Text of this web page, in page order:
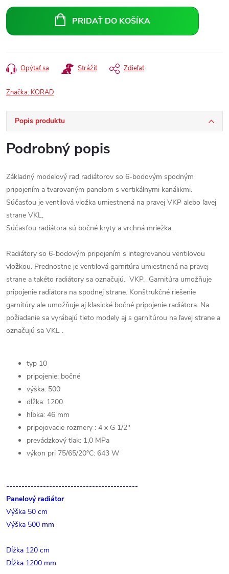
cena:
PRIDAŤ DO KOŠÍKA
Opýtať sa Strážiť Zdieľať
Značka: KORAD
Popis produktu
Podrobný popis
Základný modelový rad radiátorov so 6-bodovým spodným
pripojením a tvarovaným panelom s vertikálnymi kanálikmi.
Súčasťou je ventilová vložka umiestnená na pravej VKP alebo ľavej
strane VKL,
Súčasťou radiátora sú bočné kryty a vrchná mriežka.
Radiátory so 6-bodovým pripojením s integrovanou ventilovou
vložkou. Prednostne je ventilová garnitúra umiestnená na pravej
strane a takéto radiátory sa označujú. VKP. Garnitúra umožňuje
pripojenie radiátora na spodnej strane. Konštrukčné riešenie
garnitúry ale umožňuje aj klasické bočné pripojenie radiátora. Na
požiadanie sa vyrábajú tieto modely aj s garnitúrou na ľavej strane a
označujú sa VKL .
typ 10
pripojenie: bočné
výška: 500
dĺžka: 1200
hĺbka: 46 mm
pripojovacie rozmery : 4 x G 1/2"
prevádzkový tlak: 1,0 MPa
výkon pri 75/65/20°C: 643 W
-------------------------------------------
Panelový radiátor
Výška 50 cm
Výška 500 mm
Dĺžka 120 cm
Dĺžka 1200 mm